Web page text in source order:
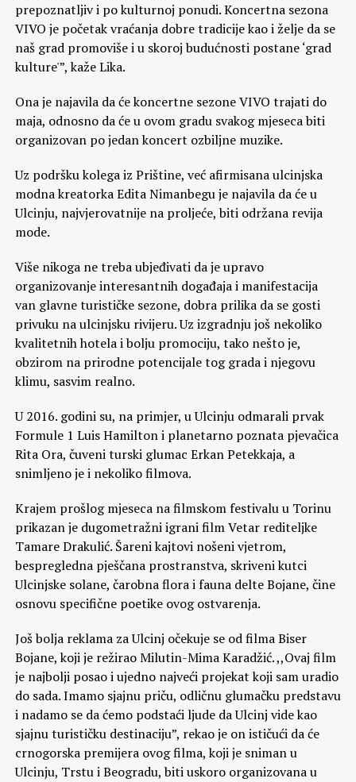
prepoznatljiv i po kulturnoj ponudi. Koncertna sezona
VIVO je početak vraćanja dobre tradicije kao i želje da se
naš grad promoviše i u skoroj budućnosti postane ‘grad
kulture'”, kaže Lika.
Ona je najavila da će koncertne sezone VIVO trajati do
maja, odnosno da će u ovom gradu svakog mjeseca biti
organizovan po jedan koncert ozbiljne muzike.
Uz podršku kolega iz Prištine, već afirmisana ulcinjska
modna kreatorka Edita Nimanbegu je najavila da će u
Ulcinju, najvjerovatnije na proljeće, biti održana revija
mode.
Više nikoga ne treba ubjeđivati da je upravo
organizovanje interesantnih događaja i manifestacija
van glavne turističke sezone, dobra prilika da se gosti
privuku na ulcinjsku rivijeru. Uz izgradnju još nekoliko
kvalitetnih hotela i bolju promociju, tako nešto je,
obzirom na prirodne potencijale tog grada i njegovu
klimu, sasvim realno.
U 2016. godini su, na primjer, u Ulcinju odmarali prvak
Formule 1 Luis Hamilton i planetarno poznata pjevačica
Rita Ora, čuveni turski glumac Erkan Petekkaja, a
snimljeno je i nekoliko filmova.
Krajem prošlog mjeseca na filmskom festivalu u Torinu
prikazan je dugometražni igrani film Vetar rediteljke
Tamare Drakulić. Šareni kajtovi nošeni vjetrom,
bespregledna pješčana prostranstva, skriveni kutci
Ulcinjske solane, čarobna flora i fauna delte Bojane, čine
osnovu specifične poetike ovog ostvarenja.
Još bolja reklama za Ulcinj očekuje se od filma Biser
Bojane, koji je režirao Milutin-Mima Karadžić. ,,Ovaj film
je najbolji posao i ujedno najveći projekat koji sam uradio
do sada. Imamo sjajnu priču, odličnu glumačku predstavu
i nadamo se da ćemo podstaći ljude da Ulcinj vide kao
sjajnu turističku destinaciju”, rekao je on ističući da će
crnogorska premijera ovog filma, koji je sniman u
Ulcinju, Trstu i Beogradu, biti uskoro organizovana u